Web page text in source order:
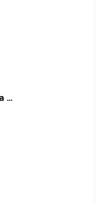
Lapide in controfacciata in San Sabino